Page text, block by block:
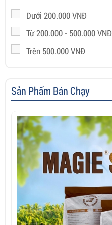
Dưới 200.000 VNĐ
Từ 200.000 - 500.000 VNĐ
Trên 500.000 VNĐ
Sản Phẩm Bán Chạy